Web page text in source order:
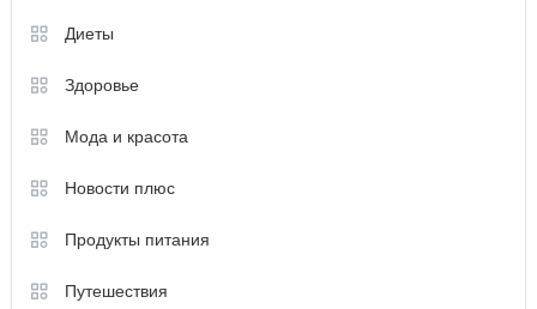
Диеты
Здоровье
Мода и красота
Новости плюс
Продукты питания
Путешествия